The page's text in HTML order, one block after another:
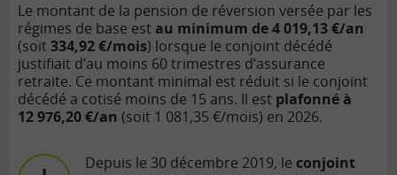
Le montant de la pension de réversion versée par les
régimes de base est au minimum de 4 019,13 €/an
(soit 334,92 €/mois) lorsque le conjoint décédé
justifiait d’au moins 60 trimestres d’assurance
retraite. Ce montant minimal est réduit si le conjoint
décédé a cotisé moins de 15 ans. Il est plafonné à
12 976,20 €/an (soit 1 081,35 €/mois) en 2026.
Depuis le 30 décembre 2019, le conjoint